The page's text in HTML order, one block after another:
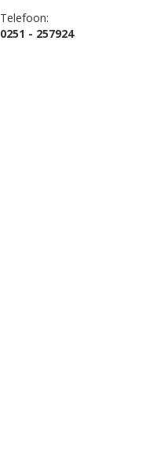
Telefoon:
0251 - 257924